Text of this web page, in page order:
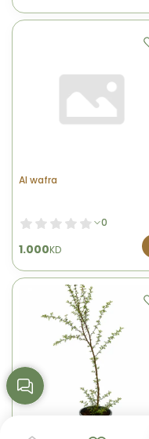
Al wafra
0
1.000KD